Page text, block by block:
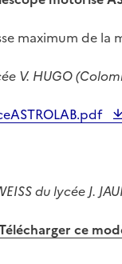
maximum de
V. HUGO
du lycée J.
ce